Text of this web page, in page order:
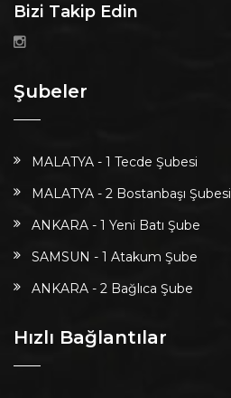
Bizi Takip Edin
Şubeler
MALATYA - 1 Tecde Şubesi
MALATYA - 2 Bostanbaşı Şubesi
ANKARA - 1 Yeni Batı Şube
SAMSUN - 1 Atakum Şube
ANKARA - 2 Bağlıca Şube
Hızlı Bağlantılar